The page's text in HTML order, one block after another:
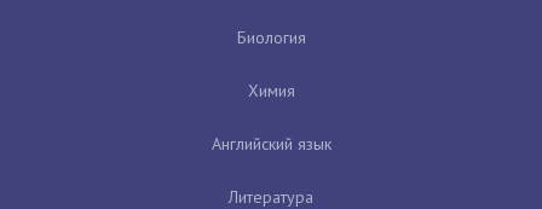
Биология
Химия
Английский язык
Литература